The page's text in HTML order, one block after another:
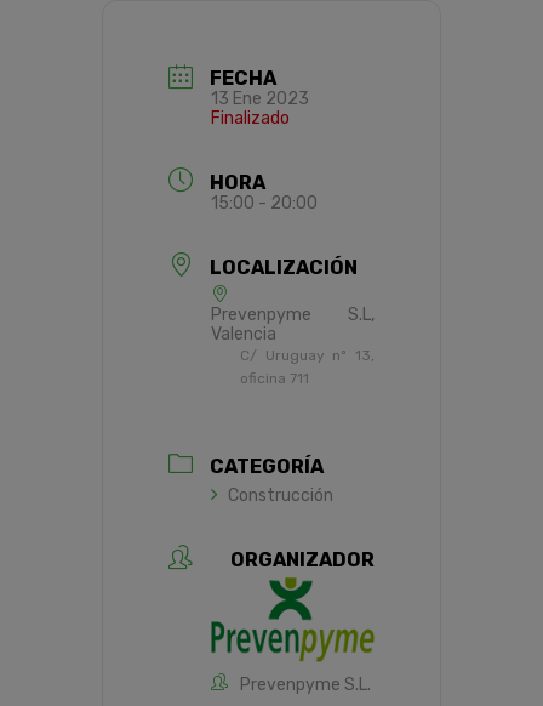
FECHA
13 Ene 2023
Finalizado
HORA
15:00 - 20:00
LOCALIZACIÓN
Prevenpyme S.L,
Valencia
C/ Uruguay nº 13,
oficina 711
CATEGORÍA
Construcción
ORGANIZADOR
Prevenpyme S.L.